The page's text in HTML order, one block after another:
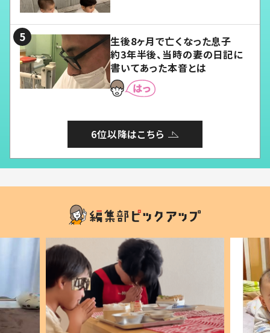
生後8ヶ月で亡くなった息子
約3年半後、当時の妻の日記に
書いてあった本音とは
6位以降はこちら